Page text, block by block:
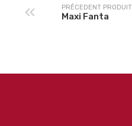
PRÉCEDENT PRODUIT
Maxi Fanta